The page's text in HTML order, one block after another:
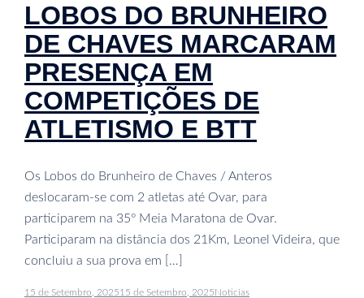
LOBOS DO BRUNHEIRO
DE CHAVES MARCARAM
PRESENÇA EM
COMPETIÇÕES DE
ATLETISMO E BTT
Os Lobos do Brunheiro de Chaves / Anteros
deslocaram-se com 2 atletas até Ovar, para
participarem na 35º Meia Maratona de Ovar.
Participaram na distância dos 21Km, Leonel Videira, que
concluiu a sua prova em […]
15 de Setembro, 202515 de Setembro, 2025Noticias